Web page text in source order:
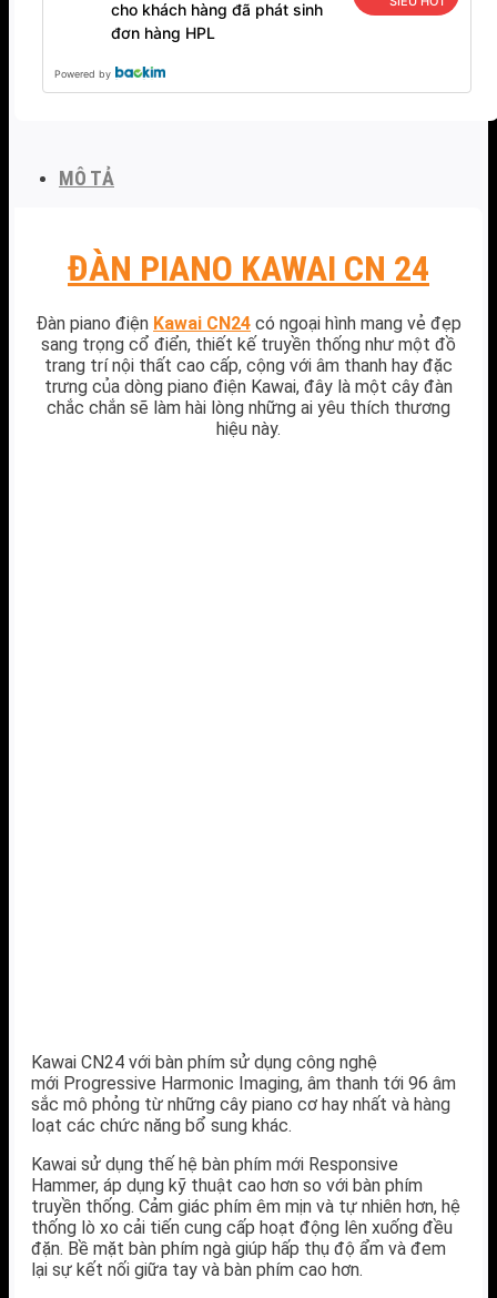
cho khách hàng đã phát sinh
đơn hàng HPL
Powered by
MÔ TẢ
ĐÀN PIANO KAWAI CN 24
Đàn piano điện Kawai CN24 có ngoại hình mang vẻ đẹp
sang trọng cổ điển, thiết kế truyền thống như một đồ
trang trí nội thất cao cấp, cộng với âm thanh hay đặc
trưng của dòng piano điện Kawai, đây là một cây đàn
chắc chắn sẽ làm hài lòng những ai yêu thích thương
hiệu này.
Kawai CN24 với bàn phím sử dụng công nghệ
mới Progressive Harmonic Imaging, âm thanh tới 96 âm
sắc mô phỏng từ những cây piano cơ hay nhất và hàng
loạt các chức năng bổ sung khác.
Kawai sử dụng thế hệ bàn phím mới Responsive
Hammer, áp dụng kỹ thuật cao hơn so với bàn phím
truyền thống. Cảm giác phím êm mịn và tự nhiên hơn, hệ
thống lò xo cải tiến cung cấp hoạt động lên xuống đều
đặn. Bề mặt bàn phím ngà giúp hấp thụ độ ẩm và đem
lại sự kết nối giữa tay và bàn phím cao hơn.